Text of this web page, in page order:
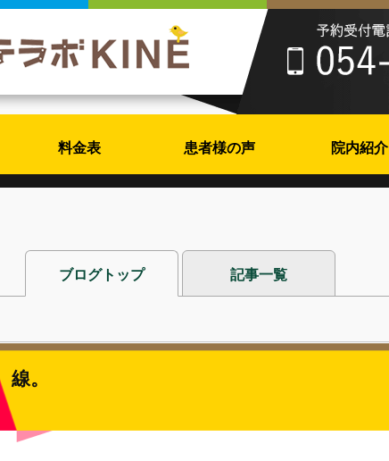
料金表 患者様の声 院内紹介
ブログトップ 記事一覧
線。